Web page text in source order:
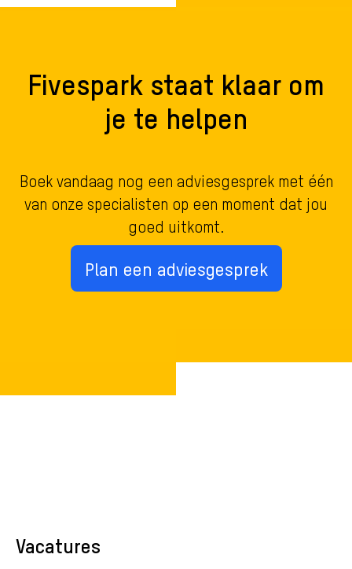
Fivespark staat klaar om
je te helpen
Boek vandaag nog een adviesgesprek met één
van onze specialisten op een moment dat jou
goed uitkomt.
Plan een adviesgesprek
Vacatures